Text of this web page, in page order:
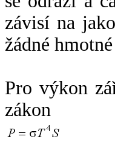
závisí na
žádné
Pro výkon
zákon